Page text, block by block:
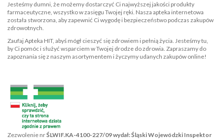
Jesteśmy dumni, że możemy dostarczyć Ci najwyższej jakości produkty
farmaceutyczne, wszystko w zasięgu Twojej ręki. Nasza apteka internetowa
została stworzona, aby zapewnić Ci wygodę i bezpieczeństwo podczas zakupów
zdrowotnych.
Zaufaj Apteka HIT, abyś mógł cieszyć się zdrowiem i pełnią życia. Jesteśmy tu,
by Ci pomóc i służyć wsparciem w Twojej drodze do zdrowia. Zapraszamy do
zapoznania się z naszym asortymentem i życzymy udanych zakupów online!
Zezwolenie nrŚLWIF.KA-4100-227/09 wydał: Śląski Wojewódzki Inspektor